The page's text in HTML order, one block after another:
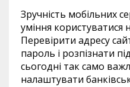
Зручність мобільних
уміння користуватися
Перевірити адресу
пароль і розпізнати
сьогодні так само
налаштувати